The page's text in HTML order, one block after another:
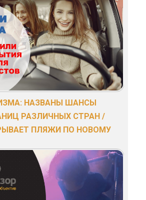
НАЗВАНЫ ШАНСЫ
РАЗЛИЧНЫХ СТРАН /
ПЛЯЖИ ПО НОВОМУ